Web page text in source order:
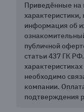
Приведённые на
характеристики,
информация об
публичной
статьи 437 ГК
необходимо
компании.
подтверждения